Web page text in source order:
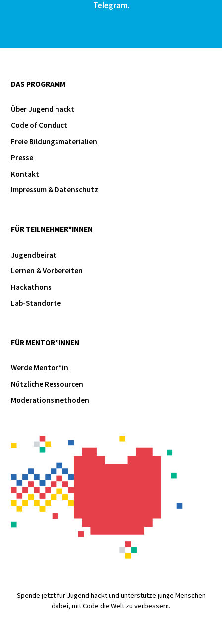
Telegram.
DAS PROGRAMM
Über Jugend hackt
Code of Conduct
Freie Bildungsmaterialien
Presse
Kontakt
Impressum & Datenschutz
FÜR TEILNEHMER*INNEN
Jugendbeirat
Lernen & Vorbereiten
Hackathons
Lab-Standorte
FÜR MENTOR*INNEN
Werde Mentor*in
Nützliche Ressourcen
Moderationsmethoden
Spende jetzt für Jugend hackt und unterstütze junge Menschen
dabei, mit Code die Welt zu verbessern.